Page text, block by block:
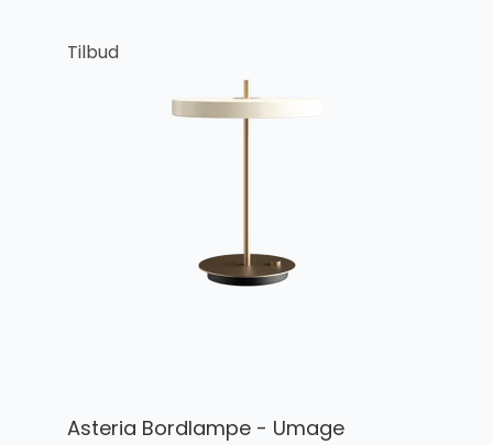
Tilbud
Asteria Bordlampe - Umage